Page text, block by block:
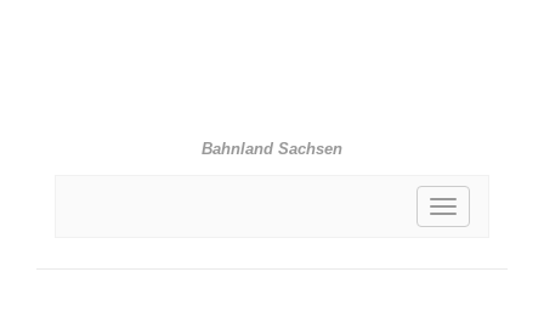
Bahnland Sachsen
Toggle